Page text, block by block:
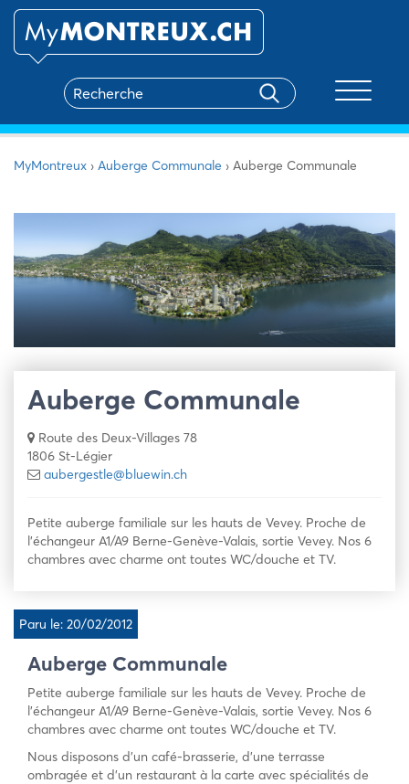
MyMontreux › Auberge Communale › Auberge Communale
Auberge Communale
Route des Deux-Villages 78
1806 St-Légier
aubergestle@bluewin.ch
Petite auberge familiale sur les hauts de Vevey. Proche de
l’échangeur A1/A9 Berne-Genève-Valais, sortie Vevey. Nos 6
chambres avec charme ont toutes WC/douche et TV.
Paru le: 20/02/2012
Auberge Communale
Petite auberge familiale sur les hauts de Vevey. Proche de
l’échangeur A1/A9 Berne-Genève-Valais, sortie Vevey. Nos 6
chambres avec charme ont toutes WC/douche et TV.
Nous disposons d’un café-brasserie, d’une terrasse
ombragée et d’un restaurant à la carte avec spécialités de